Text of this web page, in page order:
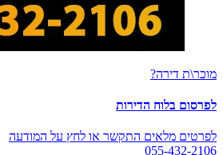
מוכר\ת דירה?
לפרסום בלוח הדירות
לפרטים מלאים התקשר או לחץ על המודעה
055-432-2106